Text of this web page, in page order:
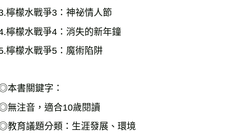
檬水戰爭3：神祕情人節
檬水戰爭4：消失的新年鐘
檬水戰爭5：魔術陷阱
書關鍵字：
注音，適合10歲閱讀
議題分類：生涯發展、環境